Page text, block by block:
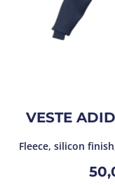
VESTE
Fleece, silicon